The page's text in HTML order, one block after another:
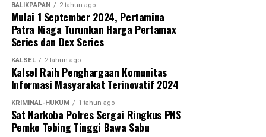
BALIKPAPAN 2 tahun ago
Mulai 1 September 2024, Pertamina
Patra Niaga Turunkan Harga Pertamax
Series dan Dex Series
KALSEL 2 tahun ago
Kalsel Raih Penghargaan Komunitas
Informasi Masyarakat Terinovatif 2024
KRIMINAL-HUKUM 1 tahun ago
Sat Narkoba Polres Sergai Ringkus PNS
Pemko Tebing Tinggi Bawa Sabu